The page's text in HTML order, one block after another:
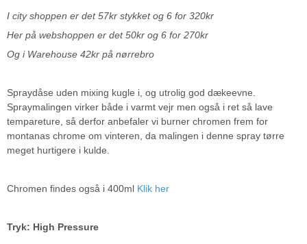
I city shoppen er det 57kr stykket og 6 for 320kr
Her på webshoppen er det 50kr og 6 for 270kr
Og i Warehouse 42kr på nørrebro
Spraydåse uden mixing kugle i, og utrolig god dækeevne.
Spraymalingen virker både i varmt vejr men også i ret så lave
tempareture, så derfor anbefaler vi burner chromen frem for
montanas chrome om vinteren, da malingen i denne spray tørre
meget hurtigere i kulde.
Chromen findes også i 400ml Klik her
Tryk: High Pressure